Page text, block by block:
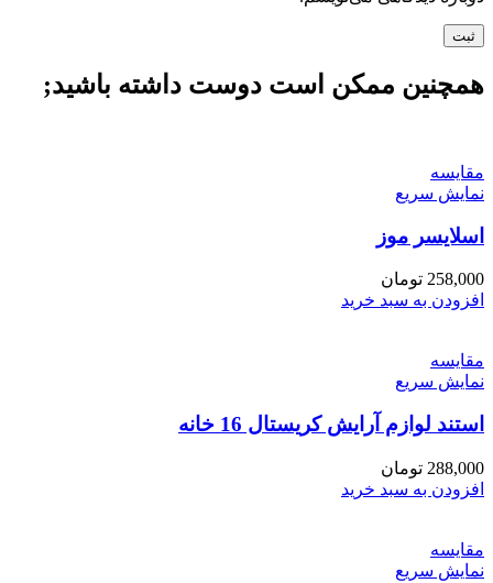
همچنین ممکن است دوست داشته باشید;
مقايسه
نمایش سریع
اسلایسر موز
258,000 تومان
افزودن به سبد خرید
مقايسه
نمایش سریع
استند لوازم آرایش کریستال 16 خانه
288,000 تومان
افزودن به سبد خرید
مقايسه
نمایش سریع